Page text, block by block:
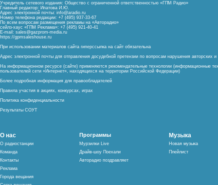
Учредитель сетевого издания: Общество с ограниченной ответственностью «ГПМ Радио»
Главный редактор: Ипатова И.Ю.
Адрес электронной почты: info@aradio.ru
Номер телефона редакции: +7 (495) 937-33-67
По всем вопросам размещения рекламы на «Авторадио»
сейлз-хаус «ГПМ Реклама»: +7 (495) 921-40-41
E-mail: sales@gazprom-media.ru
https://gpmsaleshouse.ru
При использовании материалов сайта гиперссылка на сайт обязательна
Адрес электронной почты для отправления досудебной претензии по вопросам нарушения авторских
На информационном ресурсе (сайте) применяются рекомендательные технологии (информационные
пользователей сети «Интернет», находящихся на территории Российской Федерации)
Более подробная информация для правообладателей
Правила участия в акциях, конкурсах, играх
Политика конфиденциальности
Результаты СОУТ
О нас
О радиостанции
Команда
Контакты
Реклама
Города вещания
Программы
Мурзилки Live
Драйв-шоу Поехали
Авторадио поздравляет
Музыка
Новая музыка
Плейлист